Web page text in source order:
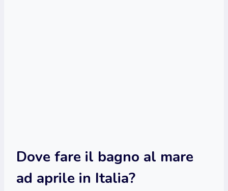
Dove fare il bagno al mare
ad aprile in Italia?